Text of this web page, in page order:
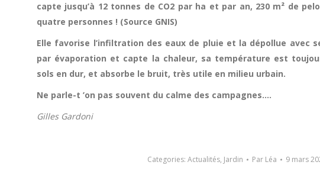
capte jusqu’à 12 tonnes de CO2 par ha et par an, 230 m² de
quatre personnes ! (Source GNIS)
Elle favorise l’infiltration des eaux de pluie et la dépollue avec
par évaporation et capte la chaleur, sa température est
sols en dur, et absorbe le bruit, très utile en milieu urbain.
Ne parle-t ’on pas souvent du calme des campagnes….
Gilles Gardoni
Categories: Actualités, Jardin Par Léa 9 mars